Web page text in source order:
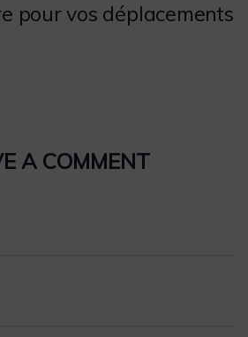
pour vos déplacements
A COMMENT